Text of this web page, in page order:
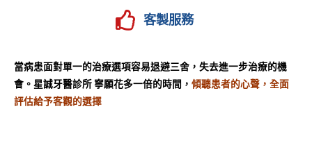
客製服務
當病患面對單一的治療選項容易退避三舍，失去進一步治療的機
會。 星誠牙醫診所 寧願花多一倍的時間， 傾聽患者的心聲，全面
評估給予客觀的選擇